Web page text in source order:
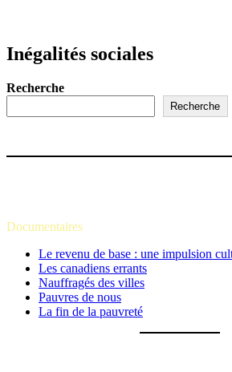
Inégalités sociales
Recherche
Recherche
Documentaires
Le revenu de base : une impulsion
Les canadiens errants
Nauffragés des villes
Pauvres de nous
La fin de la pauvreté